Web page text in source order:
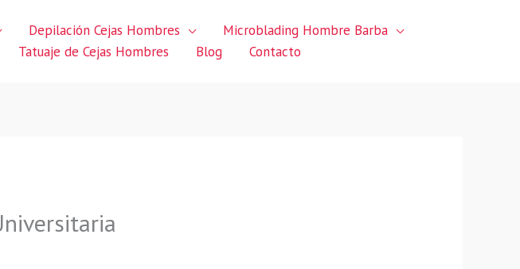
Depilación Cejas Hombres
Microblading Hombre Barba
Tatuaje de Cejas Hombres Blog Contacto